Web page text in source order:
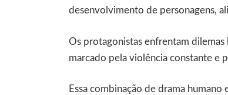
desenvolvimento de personagens,
Os protagonistas enfrentam dilemas
marcado pela violência constante e
Essa combinação de drama